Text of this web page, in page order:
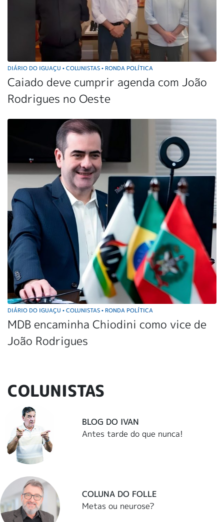
DIÁRIO DO IGUAÇU • COLUNISTAS • RONDA POLÍTICA
Caiado deve cumprir agenda com João
Rodrigues no Oeste
DIÁRIO DO IGUAÇU • COLUNISTAS • RONDA POLÍTICA
MDB encaminha Chiodini como vice de
João Rodrigues
COLUNISTAS
BLOG DO IVAN
Antes tarde do que nunca!
COLUNA DO FOLLE
Metas ou neurose?